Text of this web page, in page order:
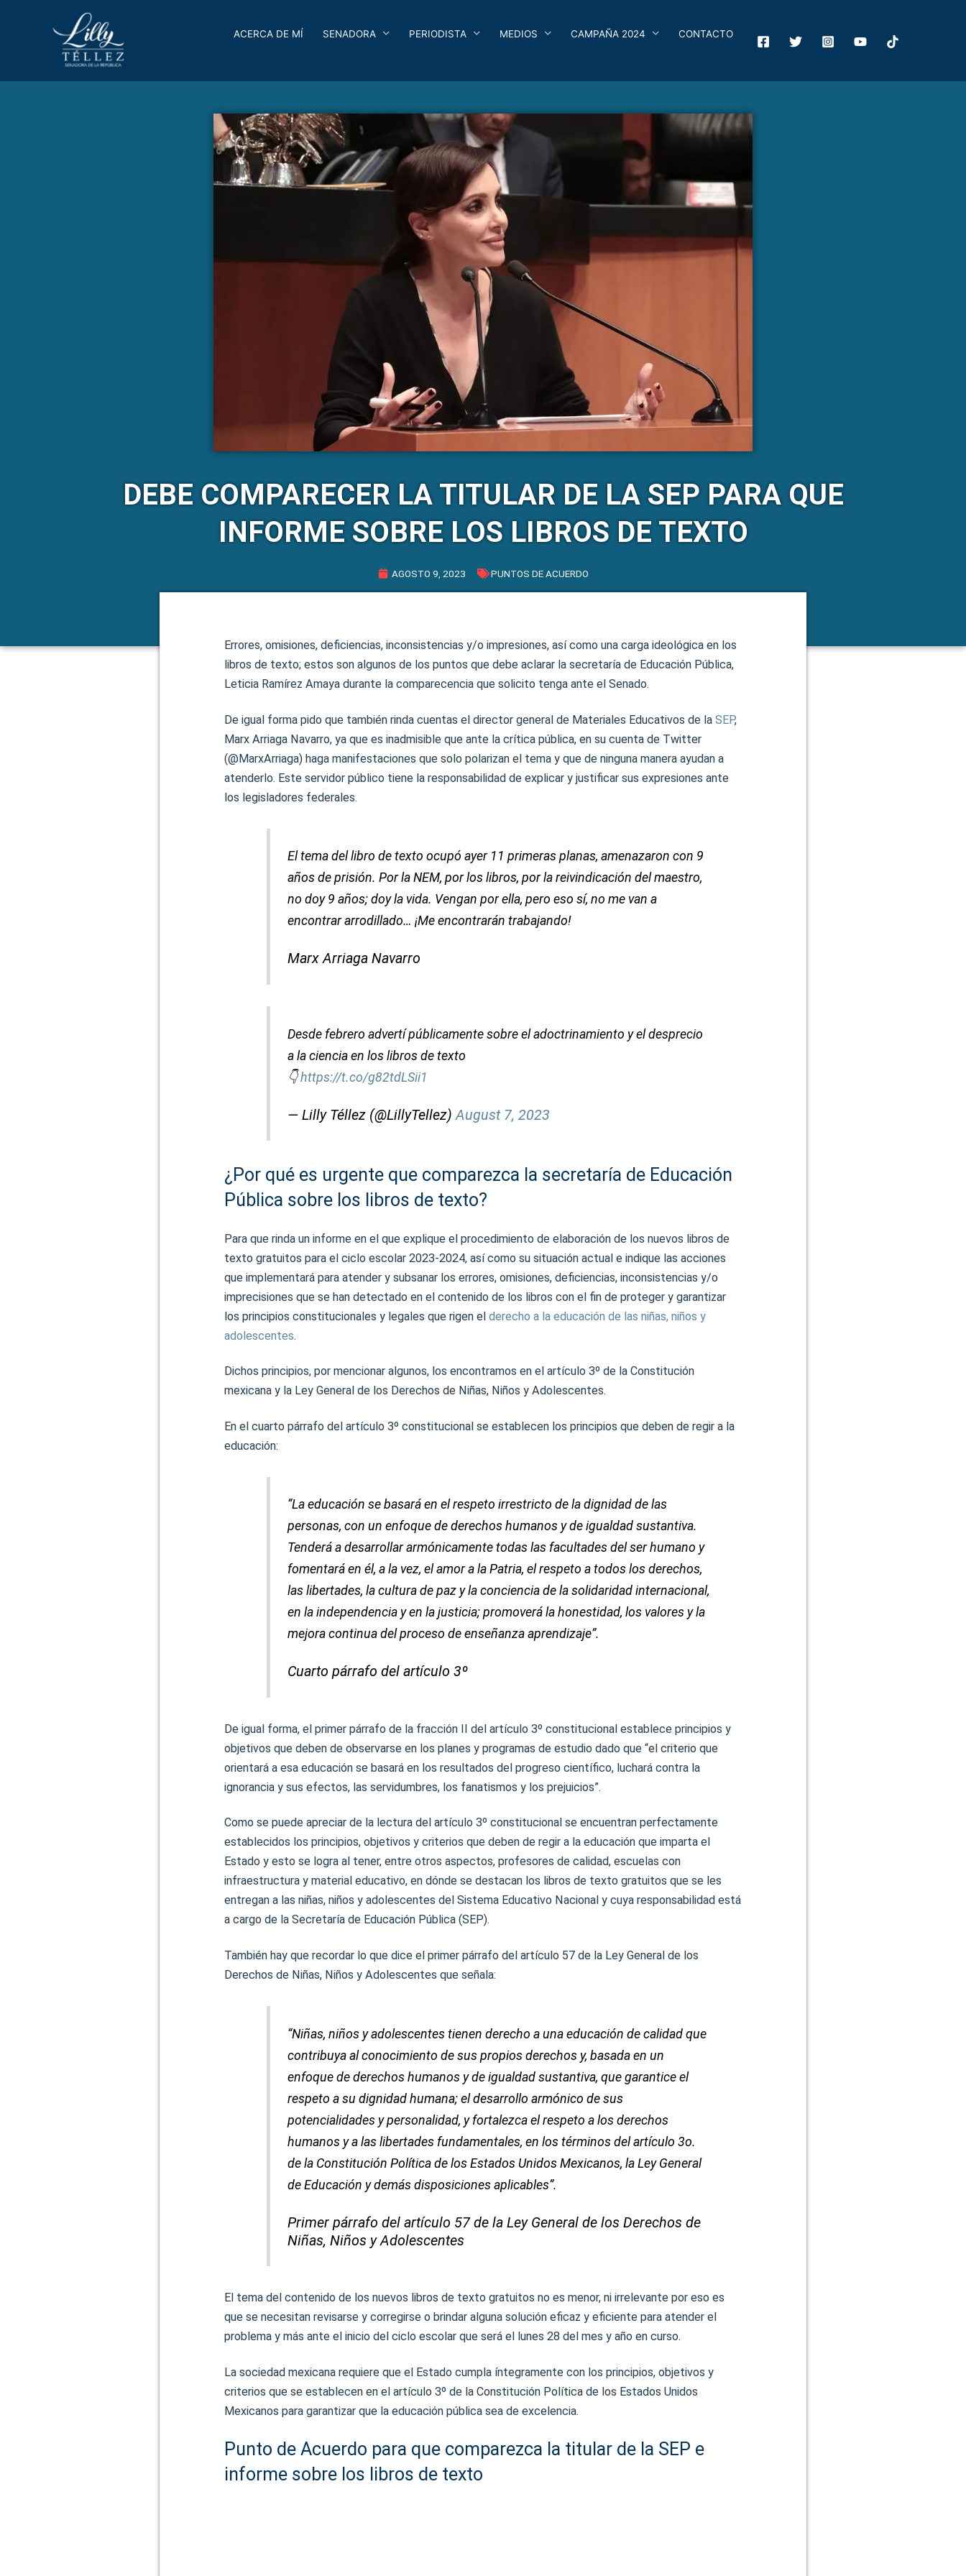
ACERCA DE MÍ SENADORA PERIODISTA MEDIOS CAMPAÑA 2024 CONTACTO
DEBE COMPARECER LA TITULAR DE LA SEP PARA QUE
INFORME SOBRE LOS LIBROS DE TEXTO
AGOSTO 9, 2023 PUNTOS DE ACUERDO
Errores, omisiones, deficiencias, inconsistencias y/o impresiones, así como una carga ideológica en los
libros de texto; estos son algunos de los puntos que debe aclarar la secretaría de Educación Pública,
Leticia Ramírez Amaya durante la comparecencia que solicito tenga ante el Senado.
De igual forma pido que también rinda cuentas el director general de Materiales Educativos de la SEP,
Marx Arriaga Navarro, ya que es inadmisible que ante la crítica pública, en su cuenta de Twitter
(@MarxArriaga) haga manifestaciones que solo polarizan el tema y que de ninguna manera ayudan a
atenderlo. Este servidor público tiene la responsabilidad de explicar y justificar sus expresiones ante
los legisladores federales.
El tema del libro de texto ocupó ayer 11 primeras planas, amenazaron con 9
años de prisión. Por la NEM, por los libros, por la reivindicación del maestro,
no doy 9 años; doy la vida. Vengan por ella, pero eso sí, no me van a
encontrar arrodillado… ¡Me encontrarán trabajando!
Marx Arriaga Navarro
Desde febrero advertí públicamente sobre el adoctrinamiento y el desprecio
a la ciencia en los libros de texto
👇https://t.co/g82tdLSii1
— Lilly Téllez (@LillyTellez)August 7, 2023
¿Por qué es urgente que comparezca la secretaría de Educación
Pública sobre los libros de texto?
Para que rinda un informe en el que explique el procedimiento de elaboración de los nuevos libros de
texto gratuitos para el ciclo escolar 2023-2024, así como su situación actual e indique las acciones
que implementará para atender y subsanar los errores, omisiones, deficiencias, inconsistencias y/o
imprecisiones que se han detectado en el contenido de los libros con el fin de proteger y garantizar
los principios constitucionales y legales que rigen el derecho a la educación de las niñas, niños y
adolescentes.
Dichos principios, por mencionar algunos, los encontramos en el artículo 3º de la Constitución
mexicana y la Ley General de los Derechos de Niñas, Niños y Adolescentes.
En el cuarto párrafo del artículo 3º constitucional se establecen los principios que deben de regir a la
educación:
“La educación se basará en el respeto irrestricto de la dignidad de las
personas, con un enfoque de derechos humanos y de igualdad sustantiva.
Tenderá a desarrollar armónicamente todas las facultades del ser humano y
fomentará en él, a la vez, el amor a la Patria, el respeto a todos los derechos,
las libertades, la cultura de paz y la conciencia de la solidaridad internacional,
en la independencia y en la justicia; promoverá la honestidad, los valores y la
mejora continua del proceso de enseñanza aprendizaje”.
Cuarto párrafo del artículo 3º
De igual forma, el primer párrafo de la fracción II del artículo 3º constitucional establece principios y
objetivos que deben de observarse en los planes y programas de estudio dado que “el criterio que
orientará a esa educación se basará en los resultados del progreso científico, luchará contra la
ignorancia y sus efectos, las servidumbres, los fanatismos y los prejuicios”.
Como se puede apreciar de la lectura del artículo 3º constitucional se encuentran perfectamente
establecidos los principios, objetivos y criterios que deben de regir a la educación que imparta el
Estado y esto se logra al tener, entre otros aspectos, profesores de calidad, escuelas con
infraestructura y material educativo, en dónde se destacan los libros de texto gratuitos que se les
entregan a las niñas, niños y adolescentes del Sistema Educativo Nacional y cuya responsabilidad está
a cargo de la Secretaría de Educación Pública (SEP).
También hay que recordar lo que dice el primer párrafo del artículo 57 de la Ley General de los
Derechos de Niñas, Niños y Adolescentes que señala:
“Niñas, niños y adolescentes tienen derecho a una educación de calidad que
contribuya al conocimiento de sus propios derechos y, basada en un
enfoque de derechos humanos y de igualdad sustantiva, que garantice el
respeto a su dignidad humana; el desarrollo armónico de sus
potencialidades y personalidad, y fortalezca el respeto a los derechos
humanos y a las libertades fundamentales, en los términos del artículo 3o.
de la Constitución Política de los Estados Unidos Mexicanos, la Ley General
de Educación y demás disposiciones aplicables”.
Primer párrafo del artículo 57 de la Ley General de los Derechos de
Niñas, Niños y Adolescentes
El tema del contenido de los nuevos libros de texto gratuitos no es menor, ni irrelevante por eso es
que se necesitan revisarse y corregirse o brindar alguna solución eficaz y eficiente para atender el
problema y más ante el inicio del ciclo escolar que será el lunes 28 del mes y año en curso.
La sociedad mexicana requiere que el Estado cumpla íntegramente con los principios, objetivos y
criterios que se establecen en el artículo 3º de la Constitución Política de los Estados Unidos
Mexicanos para garantizar que la educación pública sea de excelencia.
Punto de Acuerdo para que comparezca la titular de la SEP e
informe sobre los libros de texto